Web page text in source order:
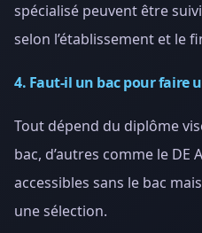
spécialisé peuvent être
selon l’établissement et le
4. Faut-il un bac pour faire
Tout dépend du diplôme
bac, d’autres comme le DE
accessibles sans le bac
une sélection.